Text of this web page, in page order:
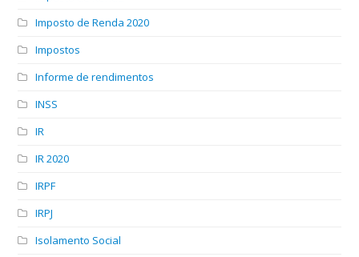
Imposto de Renda 2020
Impostos
Informe de rendimentos
INSS
IR
IR 2020
IRPF
IRPJ
Isolamento Social